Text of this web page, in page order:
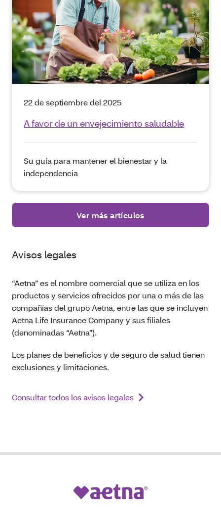
22 de septiembre del 2025
A favor de un envejecimiento saludable
Su guía para mantener el bienestar y la
independencia
Ver más artículos
Avisos legales
“Aetna” es el nombre comercial que se utiliza en los
productos y servicios ofrecidos por una o más de las
compañías del grupo Aetna, entre las que se incluyen
Aetna Life Insurance Company y sus filiales
(denominadas “Aetna”).
Los planes de beneficios y de seguro de salud tienen
exclusiones y limitaciones.
Consultar todos los avisos legales